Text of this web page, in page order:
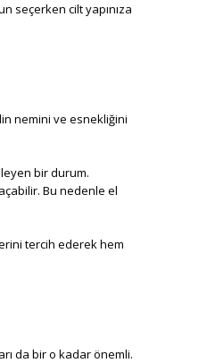
seçerken cilt yapınıza
nemini ve esnekliğini
bir durum.
Bu nedenle el
tercih ederek hem
da bir o kadar önemli.